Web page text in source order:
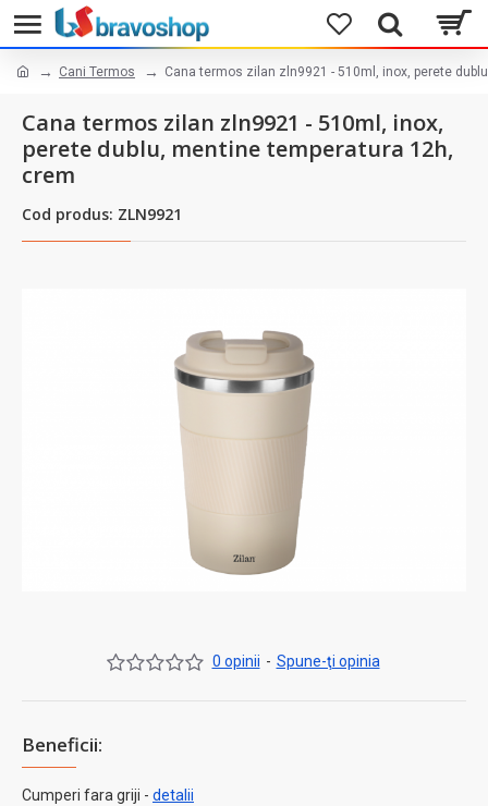
Cani Termos Cana termos zilan zln9921 - 510ml, inox, perete
Cana termos zilan zln9921 - 510ml, inox,
perete dublu, mentine temperatura 12h,
crem
Cod produs: ZLN9921
Beneficii:
Cumperi fara griji - detalii
0 opinii - Spune-ţi opinia